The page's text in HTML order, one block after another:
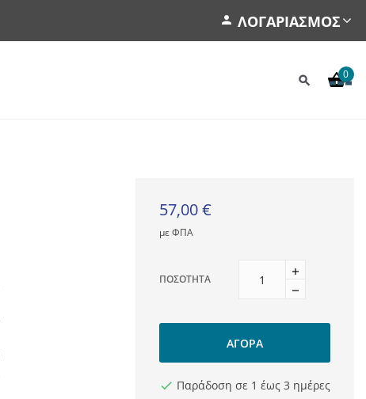
ΛΟΓΑΡΙΑΣΜΌΣ
0
57,00 €
με ΦΠΑ
ΠΟΣΌΤΗΤΑ
ΑΓΟΡΆ
Παράδοση σε 1 έως 3 ημέρες